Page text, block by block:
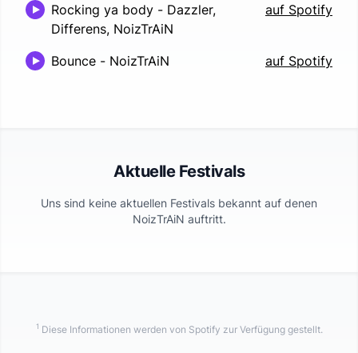
Rocking ya body - Dazzler,
Differens, NoizTrAiN
auf Spotify
Bounce - NoizTrAiN auf Spotify
Aktuelle Festivals
Uns sind keine aktuellen Festivals bekannt auf denen
NoizTrAiN auftritt.
1 Diese Informationen werden von Spotify zur Verfügung gestellt.